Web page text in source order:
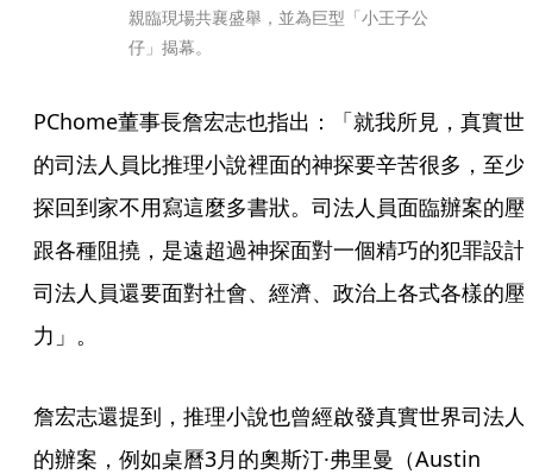
親臨現場共襄盛舉，並為巨型「小王子公
仔」揭幕。
PChome董事長詹宏志也指出：「就我所見，真實世
的司法人員比推理小說裡面的神探要辛苦很多，至少
探回到家不用寫這麼多書狀。司法人員面臨辦案的壓
跟各種阻撓，是遠超過神探面對一個精巧的犯罪設計
司法人員還要面對社會、經濟、政治上各式各樣的壓
力」。
詹宏志還提到，推理小說也曾經啟發真實世界司法人
的辦案，例如桌曆3月的奧斯汀·弗里曼（Austin